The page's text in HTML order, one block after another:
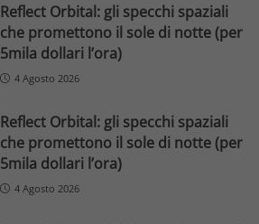
Reflect Orbital: gli specchi spaziali
che promettono il sole di notte (per
5mila dollari l’ora)
4 Agosto 2026
Reflect Orbital: gli specchi spaziali
che promettono il sole di notte (per
5mila dollari l’ora)
4 Agosto 2026